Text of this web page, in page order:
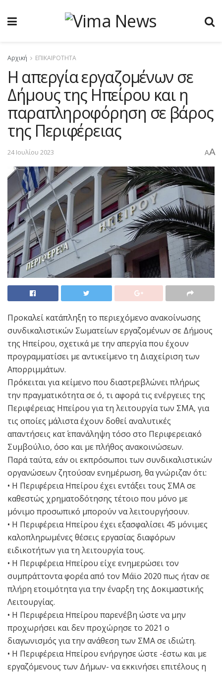
Αρχική ΕΠΙΚΑΙΡΟΤΗΤΑ
Η απεργία εργαζομένων σε
Δήμους της Ηπείρου και η
παραπληροφόρηση σε βάρος
της Περιφέρειας
24 Ιουλίου 2023 AA
Προκαλεί κατάπληξη το περιεχόμενο ανακοίνωσης
συνδικαλιστικών Σωματείων εργαζομένων σε Δήμους
της Ηπείρου, σχετικά με την απεργία που έχουν
προγραμματίσει με αντικείμενο τη Διαχείριση των
Απορριμμάτων.
Πρόκειται για κείμενο που διαστρεβλώνει πλήρως
την πραγματικότητα σε ό, τι αφορά τις ενέργειες της
Περιφέρειας Ηπείρου για τη λειτουργία των ΣΜΑ, για
τις οποίες μάλιστα έχουν δοθεί αναλυτικές
απαντήσεις κατ΄ επανάληψη τόσο στο Περιφερειακό
Συμβούλιο, όσο και με πλήθος ανακοινώσεων.
Παρά ταύτα, εάν οι εκπρόσωποι των συνδικαλιστικών
οργανώσεων ζητούσαν ενημέρωση, θα γνώριζαν ότι:
• Η Περιφέρεια Ηπείρου έχει εντάξει τους ΣΜΑ σε
καθεστώς χρηματοδότησης τέτοιο που μόνο με
μόνιμο προσωπικό μπορούν να λειτουργήσουν.
• Η Περιφέρεια Ηπείρου έχει εξασφαλίσει 45 μόνιμες
καλοπληρωμένες θέσεις εργασίας διαφόρων
ειδικοτήτων για τη λειτουργία τους.
• Η Περιφέρεια Ηπείρου είχε ενημερώσει τον
συμπράττοντα φορέα από τον Μάϊο 2020 πως ήταν σε
πλήρη ετοιμότητα για την έναρξη της Δοκιμαστικής
Λειτουργίας.
• Η Περιφέρεια Ηπείρου παρενέβη ώστε να μην
προχωρήσει και δεν προχώρησε το 2021 ο
διαγωνισμός για την ανάθεση των ΣΜΑ σε ιδιώτη.
• Η Περιφέρεια Ηπείρου ενήργησε ώστε -έστω και με
εργαζόμενους των Δήμων- να εκκινήσει επιτέλους η